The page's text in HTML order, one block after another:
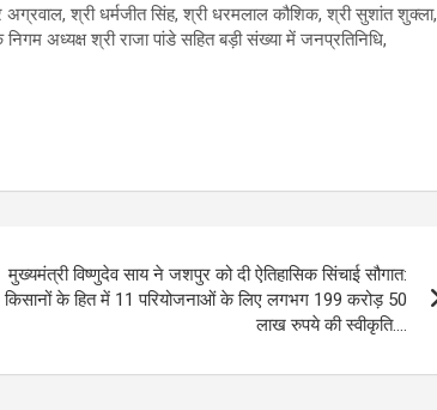
श्री धर्मजीत सिंह, श्री धरमलाल कौशिक, श्री सुशांत शुक्ला,
अध्यक्ष श्री राजा पांडे सहित बड़ी संख्या में जनप्रतिनिधि,
मुख्यमंत्री विष्णुदेव साय ने जशपुर को दी ऐतिहासिक सिंचाई सौगात:
किसानों के हित में 11 परियोजनाओं के लिए लगभग 199 करोड़ 50
लाख रुपये की स्वीकृति….